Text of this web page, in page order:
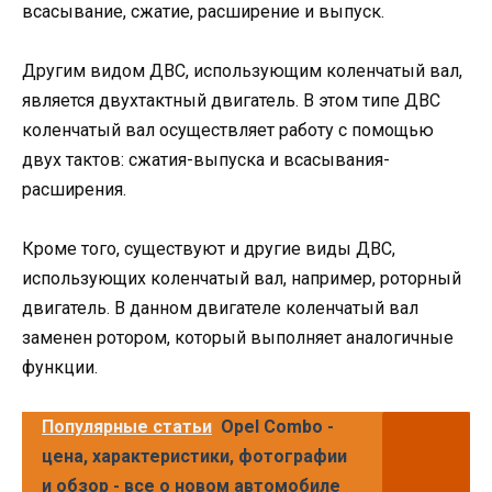
всасывание, сжатие, расширение и выпуск.
Другим видом ДВС, использующим коленчатый вал,
является двухтактный двигатель. В этом типе ДВС
коленчатый вал осуществляет работу с помощью
двух тактов: сжатия-выпуска и всасывания-
расширения.
Кроме того, существуют и другие виды ДВС,
использующих коленчатый вал, например, роторный
двигатель. В данном двигателе коленчатый вал
заменен ротором, который выполняет аналогичные
функции.
Популярные статьи Opel Combo -
цена, характеристики, фотографии
и обзор - все о новом автомобиле